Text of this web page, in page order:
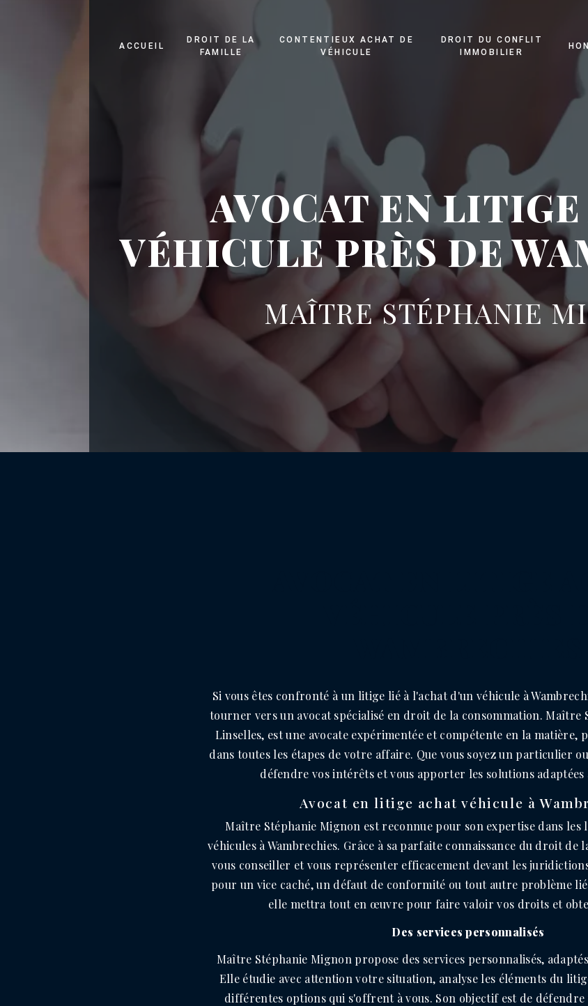
ACCUEIL
DROIT DE LA
FAMILLE
CONTENTIEUX ACHAT DE
VÉHICULE
DROIT DU CONFLIT
IMMOBILIER
AVOCAT EN
VÉHICULE PRÈS DE
MAÎTRE STÉPHANIE
Si vous êtes confronté à un litige lié à l'achat d'un véhicule à
tourner vers un avocat spécialisé en droit de la consommation. Maître
Linselles, est une avocate expérimentée et compétente en la matière,
dans toutes les étapes de votre affaire. Que vous soyez un particulier
défendre vos intérêts et vous apporter les solutions
Avocat en litige achat véhicule à
Maître Stéphanie Mignon est reconnue pour son expertise dans les
véhicules à Wambrechies. Grâce à sa parfaite connaissance du droit de
vous conseiller et vous représenter efficacement devant les
pour un vice caché, un défaut de conformité ou tout autre problème
elle mettra tout en œuvre pour faire valoir vos droits et
Des services personnalisés
Maître Stéphanie Mignon propose des services personnalisés,
Elle étudie avec attention votre situation, analyse les éléments du
différentes options qui s'offrent à vous. Son objectif est de